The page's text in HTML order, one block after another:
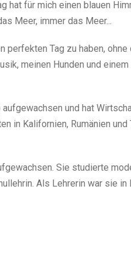
hat für mich einen blau­en
Meer, immer das Meer...
per­fek­ten Tag zu haben,
mei­nen Hun­den und
und hat
in Kali­for­ni­en, Rumä­ni­en
Sie stu­dier­te
Als Leh­re­rin war sie in